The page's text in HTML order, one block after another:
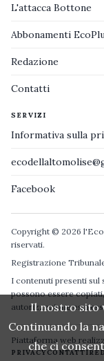
L'attacca Bottone
Abbonamenti
Redazione
Contatti
SERVIZI
Informativa sulla
Facebook
Copyright © 2026
riservati.
Registrazione
I contenuti presenti sul
possono essere
autorizzazione
Piattaforma web
PRIVACYCONTATTI
Il nostro sito
Continuando la
che ci